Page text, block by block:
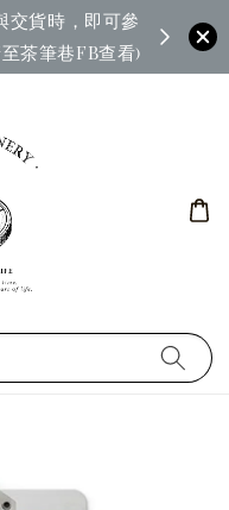
貨時，即可參
茶筆巷FB查看)
◆ 官